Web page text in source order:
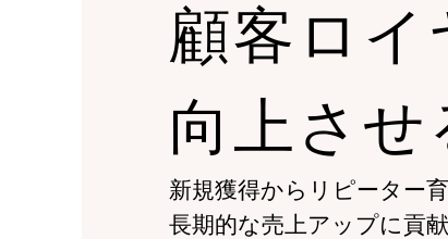
顧客ロイ
向上させ
新規獲得からリピーター育
長期的な売上アップに貢